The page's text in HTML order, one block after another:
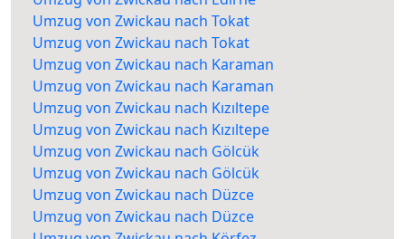
Umzug von Zwickau nach Tokat
Umzug von Zwickau nach Tokat
Umzug von Zwickau nach Karaman
Umzug von Zwickau nach Karaman
Umzug von Zwickau nach Kızıltepe
Umzug von Zwickau nach Kızıltepe
Umzug von Zwickau nach Gölcük
Umzug von Zwickau nach Gölcük
Umzug von Zwickau nach Düzce
Umzug von Zwickau nach Düzce